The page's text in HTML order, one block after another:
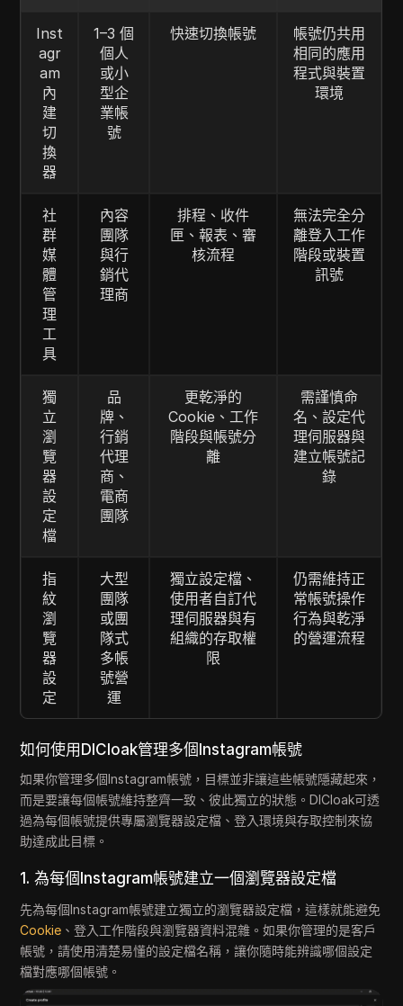
Inst
agr
am
內
建
切
換
器
1–3 個
個人
或小
型企
業帳
號
快速切換帳號
帳號仍共用
相同的應用
程式與裝置
環境
社
群
媒
體
管
理
工
具
內容
團隊
與行
銷代
理商
排程、收件
匣、報表、審
核流程
無法完全分
離登入工作
階段或裝置
訊號
獨
立
瀏
覽
器
設
定
檔
品
牌、
行銷
代理
商、
電商
團隊
更乾淨的
Cookie、工作
階段與帳號分
離
需謹慎命
名、設定代
理伺服器與
建立帳號記
錄
指
紋
瀏
覽
器
設
定
大型
團隊
或團
隊式
多帳
號營
運
獨立設定檔、
使用者自訂代
理伺服器與有
組織的存取權
限
仍需維持正
常帳號操作
行為與乾淨
的營運流程
如何使用DICloak管理多個Instagram帳號
如果你管理多個Instagram帳號，目標並非讓這些帳號隱藏起來，
而是要讓每個帳號維持整齊一致、彼此獨立的狀態。DICloak可透
過為每個帳號提供專屬瀏覽器設定檔、登入環境與存取控制來協
助達成此目標。
1. 為每個Instagram帳號建立一個瀏覽器設定檔
先為每個Instagram帳號建立獨立的瀏覽器設定檔，這樣就能避免
Cookie 、登入工作階段與瀏覽器資料混雜。如果你管理的是客戶
帳號，請使用清楚易懂的設定檔名稱，讓你隨時能辨識哪個設定
檔對應哪個帳號。